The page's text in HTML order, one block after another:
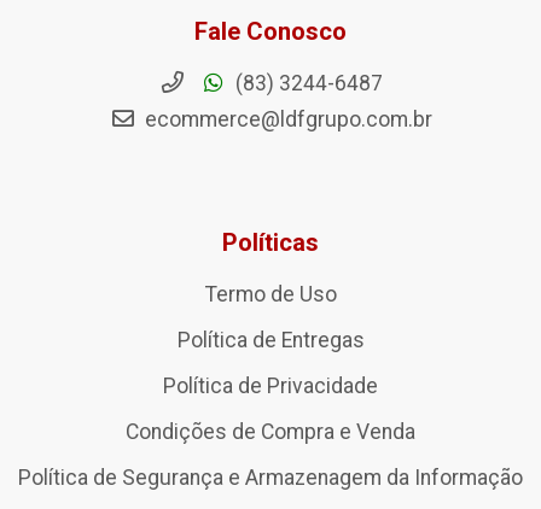
Fale Conosco
(83) 3244-6487
ecommerce@ldfgrupo.com.br
Políticas
Termo de Uso
Política de Entregas
Política de Privacidade
Condições de Compra e Venda
Política de Segurança e Armazenagem da Informação